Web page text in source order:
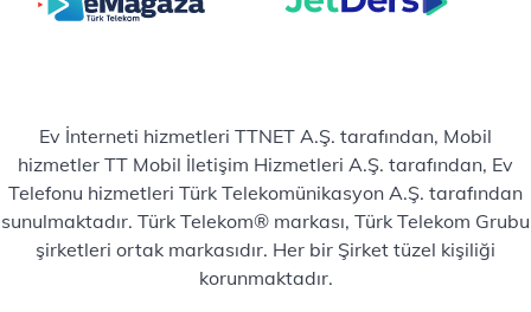
Ev İnterneti hizmetleri TTNET A.Ş. tarafından, Mobil
hizmetler TT Mobil İletişim Hizmetleri A.Ş. tarafından, Ev
Telefonu hizmetleri Türk Telekomünikasyon A.Ş. tarafından
sunulmaktadır. Türk Telekom® markası, Türk Telekom Grubu
şirketleri ortak markasıdır. Her bir Şirket tüzel kişiliği
korunmaktadır.